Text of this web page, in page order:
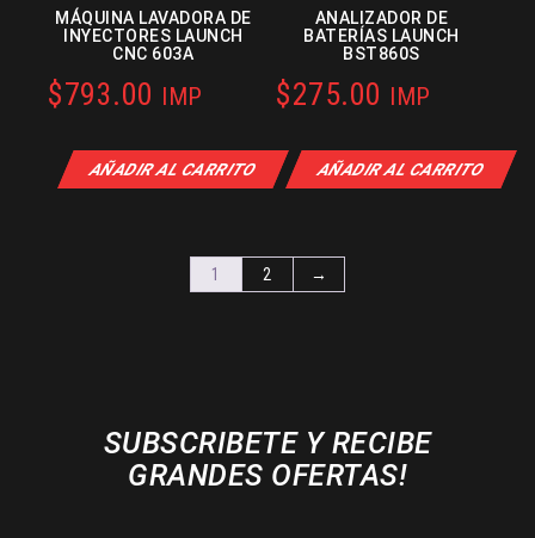
MÁQUINA LAVADORA DE
INYECTORES LAUNCH
CNC 603A
$793.00 IMP
AÑADIR AL CARRITO
ANALIZADOR DE
BATERÍAS LAUNCH
BST860S
$275.00 IMP
AÑADIR AL CARRITO
1 2 →
SUBSCRIBETE Y RECIBE
GRANDES OFERTAS!